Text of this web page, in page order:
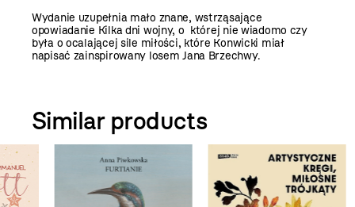
Wydanie uzupełnia mało znane, wstrząsające
opowiadanie Kilka dni wojny, o której nie wiadomo czy
była o ocalającej sile miłości, które Konwicki miał
napisać zainspirowany losem Jana Brzechwy.
Similar products